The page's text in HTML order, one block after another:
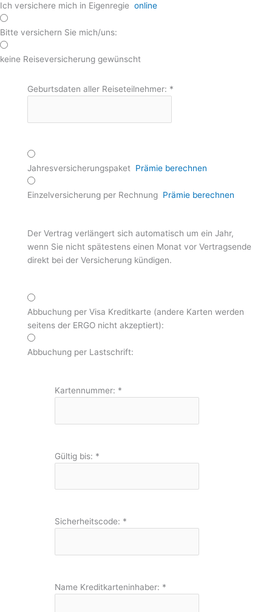
Ich versichere mich in Eigenregie online
Bitte versichern Sie mich/uns:
keine Reiseversicherung gewünscht
Geburtsdaten aller Reiseteilnehmer: *
Jahresversicherungspaket Prämie berechnen
Einzelversicherung per Rechnung Prämie berechnen
Der Vertrag verlängert sich automatisch um ein Jahr,
wenn Sie nicht spätestens einen Monat vor Vertragsende
direkt bei der Versicherung kündigen.
Abbuchung per Visa Kreditkarte (andere Karten werden
seitens der ERGO nicht akzeptiert):
Abbuchung per Lastschrift:
Kartennummer: *
Gültig bis: *
Sicherheitscode: *
Name Kreditkarteninhaber: *